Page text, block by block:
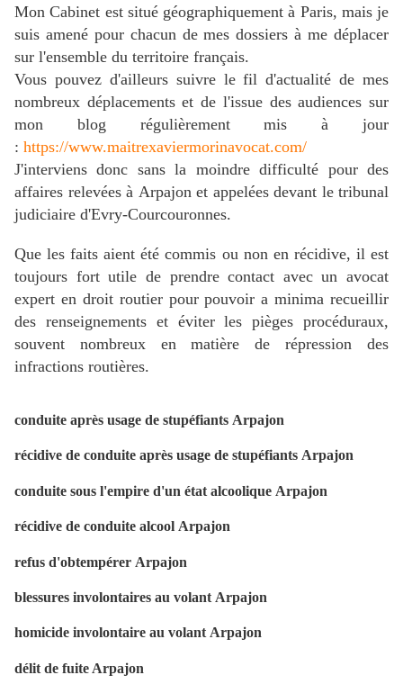
Mon Cabinet est situé géographiquement à Paris, mais je
suis amené pour chacun de mes dossiers à me déplacer
sur l'ensemble du territoire français.
Vous pouvez d'ailleurs suivre le fil d'actualité de mes
nombreux déplacements et de l'issue des audiences sur
mon blog régulièrement mis à jour
: https://www.maitrexaviermorinavocat.com/
J'interviens donc sans la moindre difficulté pour des
affaires relevées à Arpajon et appelées devant le tribunal
judiciaire d'Evry-Courcouronnes.
Que les faits aient été commis ou non en récidive, il est
toujours fort utile de prendre contact avec un avocat
expert en droit routier pour pouvoir a minima recueillir
des renseignements et éviter les pièges procéduraux,
souvent nombreux en matière de répression des
infractions routières.
conduite après usage de stupéfiants Arpajon
récidive de conduite après usage de stupéfiants Arpajon
conduite sous l'empire d'un état alcoolique Arpajon
récidive de conduite alcool Arpajon
refus d'obtempérer Arpajon
blessures involontaires au volant Arpajon
homicide involontaire au volant Arpajon
délit de fuite Arpajon